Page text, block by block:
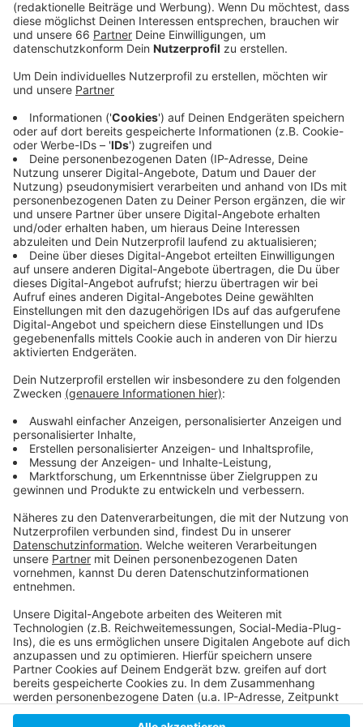
Veröffentlicht:Samstag, 08.01.2022 10:42
In den Düsseldorfer Krankenhäusern werden aktuell
114 Coronapatientinnen und -patienten behandelt, 28
Menschen liegen auf der Intensivstation. Außerdem
gibt es in unserer Stadt vier weitere Todesfälle zu
beklagen. Insgesamt sind damit 611 Menschen in
Düsseldorf in Verbindung mit dem Virus verstorben. Es
wird aber auch weiter geimpft: Gestern haben 237
Menschen ihre Erst-Impfung bekommen, 447
Personen wurden zum zweiten Mal geimpft und 1.363
Düsseldorferinnen und Düsseldorfer haben sich
bereits ihre Booster-Impfung abgeholt.
Anzeige
Weitere Infos und Links zum Thema
Anzeige
Die aktuelle Zahlen
Die Antenne Düsseldorf Corona-Sonderseite
Anzeige
Anzeige